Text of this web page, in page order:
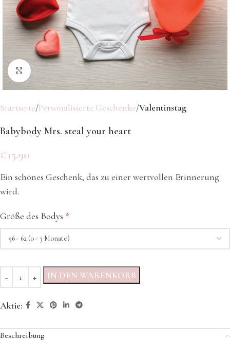
Klicken Sie hier, um zu vergrößern
Startseite Personalisierte Geschenke Valentinstag
Babybody Mrs. steal your heart
€15.90
Ein schönes Geschenk, das zu einer wertvollen Erinnerung
wird.
Größe des Bodys *
IN DEN WARENKORB
Aktie:
Beschreibung